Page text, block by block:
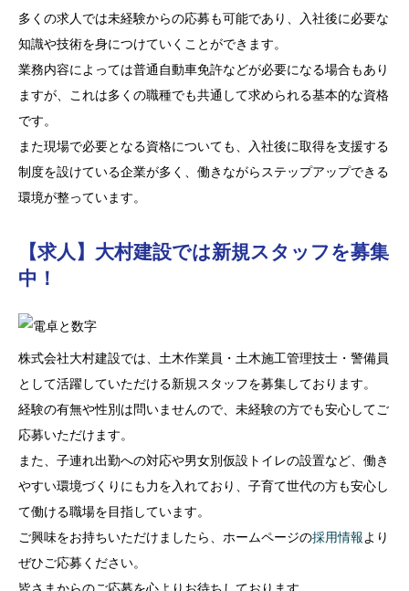
多くの求人では未経験からの応募も可能であり、入社後に必要な
知識や技術を身につけていくことができます。
業務内容によっては普通自動車免許などが必要になる場合もあり
ますが、これは多くの職種でも共通して求められる基本的な資格
です。
また現場で必要となる資格についても、入社後に取得を支援する
制度を設けている企業が多く、働きながらステップアップできる
環境が整っています。
【求人】大村建設では新規スタッフを募集
中！
株式会社大村建設では、土木作業員・土木施工管理技士・警備員
として活躍していただける新規スタッフを募集しております。
経験の有無や性別は問いませんので、未経験の方でも安心してご
応募いただけます。
また、子連れ出勤への対応や男女別仮設トイレの設置など、働き
やすい環境づくりにも力を入れており、子育て世代の方も安心し
て働ける職場を目指しています。
ご興味をお持ちいただけましたら、ホームページの採用情報より
ぜひご応募ください。